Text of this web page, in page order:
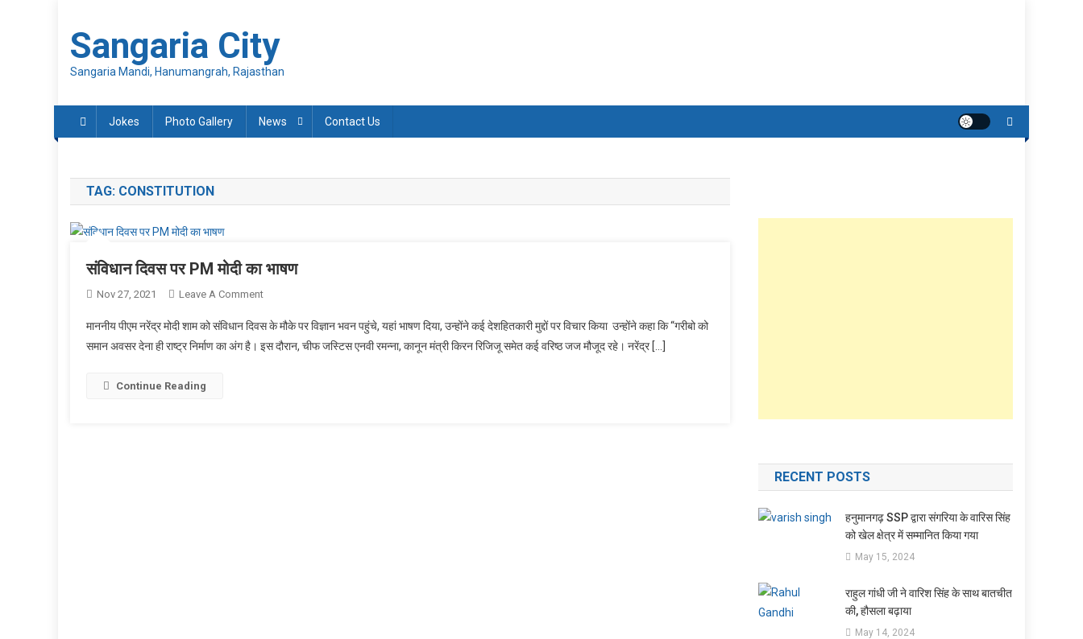
content
Sangaria City
Sangaria Mandi, Hanumangrah, Rajasthan
Jokes Photo Gallery News Contact Us
TAG: CONSTITUTION
संविधान दिवस पर PM मोदी का भाषण
Nov 27, 2021 Leave A CommentOn
दिवस
पर
माननीय पीएम नरेंद्र मोदी शाम को संविधान दिवस के मौके पर विज्ञान भवन पहुंचे, यहां भाषण दिया, उन्होंने कई देशहितकारी मुद्दों पर विचार किया उन्होंने कहा कि “गरीबो को
समान अवसर देना ही राष्ट्र निर्माण का अंग है। इस दौरान, चीफ जस्टिस एनवी रमन्‍ना, कानून मंत्री किरन रिजिजू समेत कई वरिष्‍ठ जज मौजूद रहे। नरेंद्र […]
Continue Reading
RECENT POSTS
हनुमानगढ़ SSP द्वारा संगरिया के वारिस सिंह
को खेल क्षेत्र में सम्मानित किया गया
May 15, 2024
राहुल गांधी जी ने वारिश सिंह के साथ बातचीत
की, हौसला बढ़ाया
May 14, 2024